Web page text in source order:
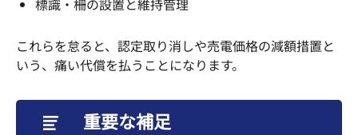
標識・柵の設置と維持管理
これらを怠ると、認定取り消しや売電価格の減額措置と
いう、痛い代償を払うことになります。
重要な補足